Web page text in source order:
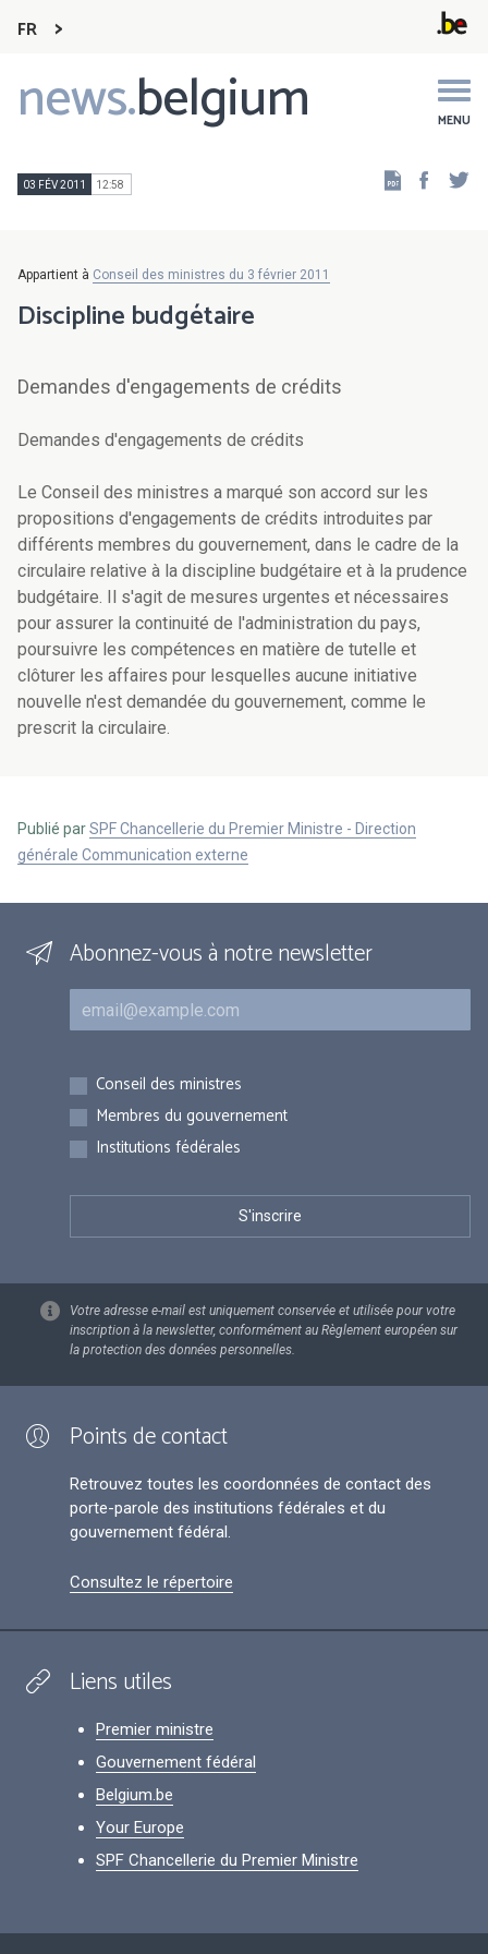
FR
news.belgium MENU
Main
navigation
03 FÉV 2011 12:58
Appartient à Conseil des ministres du 3 février 2011
Discipline budgétaire
Demandes d'engagements de crédits
Demandes d'engagements de crédits
Le Conseil des ministres a marqué son accord sur les
propositions d'engagements de crédits introduites par
différents membres du gouvernement, dans le cadre de la
circulaire relative à la discipline budgétaire et à la prudence
budgétaire. Il s'agit de mesures urgentes et nécessaires
pour assurer la continuité de l'administration du pays,
poursuivre les compétences en matière de tutelle et
clôturer les affaires pour lesquelles aucune initiative
nouvelle n'est demandée du gouvernement, comme le
prescrit la circulaire.
Publié parSPF Chancellerie du Premier Ministre - Direction
générale Communication externe
Abonnez-vous à notre newsletter
Courriel
Inscriptions
Conseil des ministres
Membres du gouvernement
Institutions fédérales
Votre adresse e-mail est uniquement conservée et utilisée pour votre
inscription à la newsletter, conformément au Règlement européen sur
la protection des données personnelles.
Points de contact
Retrouvez toutes les coordonnées de contact des
porte-parole des institutions fédérales et du
gouvernement fédéral.
Consultez le répertoire
Liens utiles
Premier ministre
Gouvernement fédéral
Belgium.be
Your Europe
SPF Chancellerie du Premier Ministre